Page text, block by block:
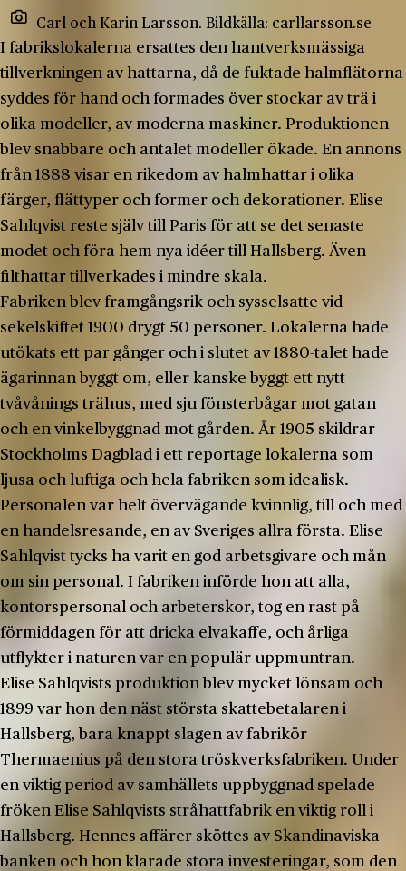
Carl och Karin Larsson. Bildkälla: carllarsson.se
I fabrikslokalerna ersattes den hantverksmässiga
tillverkningen av hattarna, då de fuktade halmflätorna
syddes för hand och formades över stockar av trä i
olika modeller, av moderna maskiner. Produktionen
blev snabbare och antalet modeller ökade. En annons
från 1888 visar en rikedom av halmhattar i olika
färger, flättyper och former och dekorationer. Elise
Sahlqvist reste själv till Paris för att se det senaste
modet och föra hem nya idéer till Hallsberg. Även
filthattar tillverkades i mindre skala.
Fabriken blev framgångsrik och sysselsatte vid
sekelskiftet 1900 drygt 50 personer. Lokalerna hade
utökats ett par gånger och i slutet av 1880-talet hade
ägarinnan byggt om, eller kanske byggt ett nytt
tvåvånings trähus, med sju fönsterbågar mot gatan
och en vinkelbyggnad mot gården. År 1905 skildrar
Stockholms Dagblad i ett reportage lokalerna som
ljusa och luftiga och hela fabriken som idealisk.
Personalen var helt övervägande kvinnlig, till och med
en handelsresande, en av Sveriges allra första. Elise
Sahlqvist tycks ha varit en god arbetsgivare och mån
om sin personal. I fabriken införde hon att alla,
kontorspersonal och arbeterskor, tog en rast på
förmiddagen för att dricka elvakaffe, och årliga
utflykter i naturen var en populär uppmuntran.
Elise Sahlqvists produktion blev mycket lönsam och
1899 var hon den näst största skattebetalaren i
Hallsberg, bara knappt slagen av fabrikör
Thermaenius på den stora tröskverksfabriken. Under
en viktig period av samhällets uppbyggnad spelade
fröken Elise Sahlqvists stråhattfabrik en viktig roll i
Hallsberg. Hennes affärer sköttes av Skandinaviska
banken och hon klarade stora investeringar, som den